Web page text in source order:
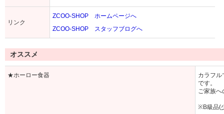
リンク
ZCOO-SHOP ホームページへ
ZCOO-SHOP スタッフブログへ
オススメ
★ホーロー食器
カラフル
です。
ご家族
※B級品(